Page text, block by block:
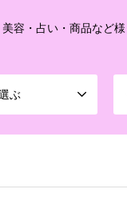
容・占い・商品など様
ぶ